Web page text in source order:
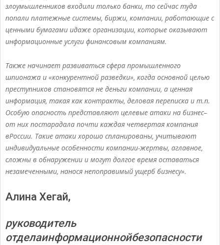
злоумышленников входили только банки, то сейчас туда
попали платежные системы, биржи, компании, работающие с
ценными бумагами идаже организации, которые оказывают
информационные услуги финансовым компаниям.
Также начинает развиваться сфера промышленного
шпионажа и «конкурентной разведки», когда основной целью
преступников становятся не деньги компании, а ценная
информация, такая как контракты, деловая переписка и т.п.
Особую опасность представляют целевые атаки на бизнес–
от них постарадала почти каждая четвертая компания
вРоссии. Такие атаки хорошо спланированы, учитывают
индивидуальные особенности компании-жертвы, аглавное,
сложны в обнаружении и могут долгое время оставаться
незамеченными, нанося непоправимый ущерб бизнесу».
Алина Хегай,
руководитель
отделаинформационнойбезопасности